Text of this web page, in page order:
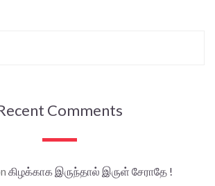
Comments
கிழக்காக இருந்தால் இருள் சேராதே !